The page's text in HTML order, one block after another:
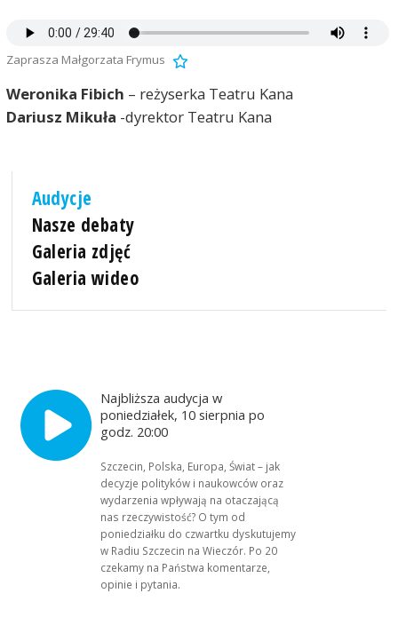
Zaprasza Małgorzata Frymus
Weronika Fibich – reżyserka Teatru Kana
Dariusz Mikuła -dyrektor Teatru Kana
Audycje
Nasze debaty
Galeria zdjęć
Galeria wideo
Najbliższa audycja w
poniedziałek, 10 sierpnia po
godz. 20:00
Szczecin, Polska, Europa, Świat – jak
decyzje polityków i naukowców oraz
wydarzenia wpływają na otaczającą
nas rzeczywistość? O tym od
poniedziałku do czwartku dyskutujemy
w Radiu Szczecin na Wieczór. Po 20
czekamy na Państwa komentarze,
opinie i pytania.